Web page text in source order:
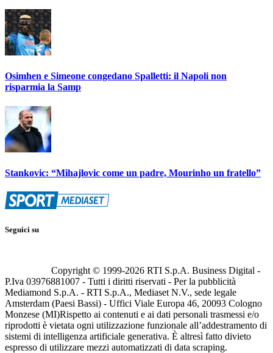
Osimhen e Simeone congedano Spalletti: il Napoli non
risparmia la Samp
Stankovic: “Mihajlovic come un padre, Mourinho un fratello”
Seguici su
Copyright © 1999-2026 RTI S.p.A. Business Digital -
P.Iva 03976881007 - Tutti i diritti riservati - Per la pubblicità
Mediamond S.p.A. - RTI S.p.A., Mediaset N.V., sede legale
Amsterdam (Paesi Bassi) - Uffici Viale Europa 46, 20093 Cologno
Monzese (MI)Rispetto ai contenuti e ai dati personali trasmessi e/o
riprodotti è vietata ogni utilizzazione funzionale all’addestramento di
sistemi di intelligenza artificiale generativa. È altresì fatto divieto
espresso di utilizzare mezzi automatizzati di data scraping.